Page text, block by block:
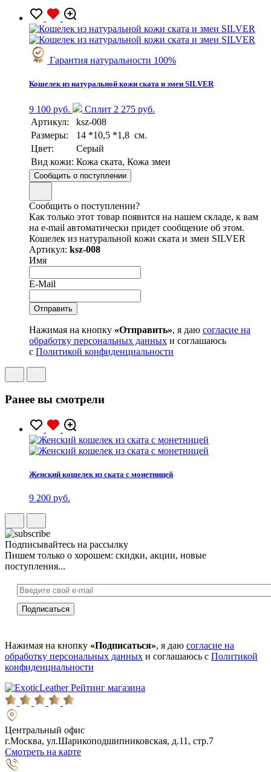
Гарантия натуральности 100%
Кошелек из натуральной кожи ската и змеи SILVER
9 100 руб.
Сплит 2 275 руб.
Артикул:
ksz-008
Размеры:
14 *10,5 *1,8 см.
Цвет:
Серый
Вид кожи: Кожа ската, Кожа змеи
Сообщить о поступлении
Сообщить о поступлении?
Как только этот товар появится на нашем складе, к вам
на e-mail автоматически придет сообщение об этом.
Кошелек из натуральной кожи ската и змеи SILVER
Артикул: ksz-008
Имя
E-Mail
Нажимая на кнопку «Отправить», я даю согласие на
обработку персональных данных и соглашаюсь
с Политикой конфиденциальности
Ранее вы смотрели
Женский кошелек из ската с монетницей
9 200 руб.
Подписывайтесь на рассылку
Пишем только о хорошем: скидки, акции, новые
поступления...
Нажимая на кнопку «Подписаться», я даю согласие на
обработку персональных данных и соглашаюсь с Политикой
конфиденциальности
Рейтинг магазина
Центральный офис
г.Москва, ул.Шарикоподшипниковская, д.11, стр.7
Смотреть на карте